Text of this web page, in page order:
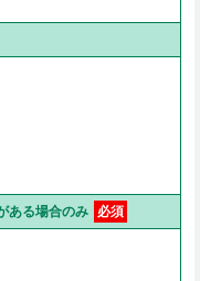
ある場合のみ 必須